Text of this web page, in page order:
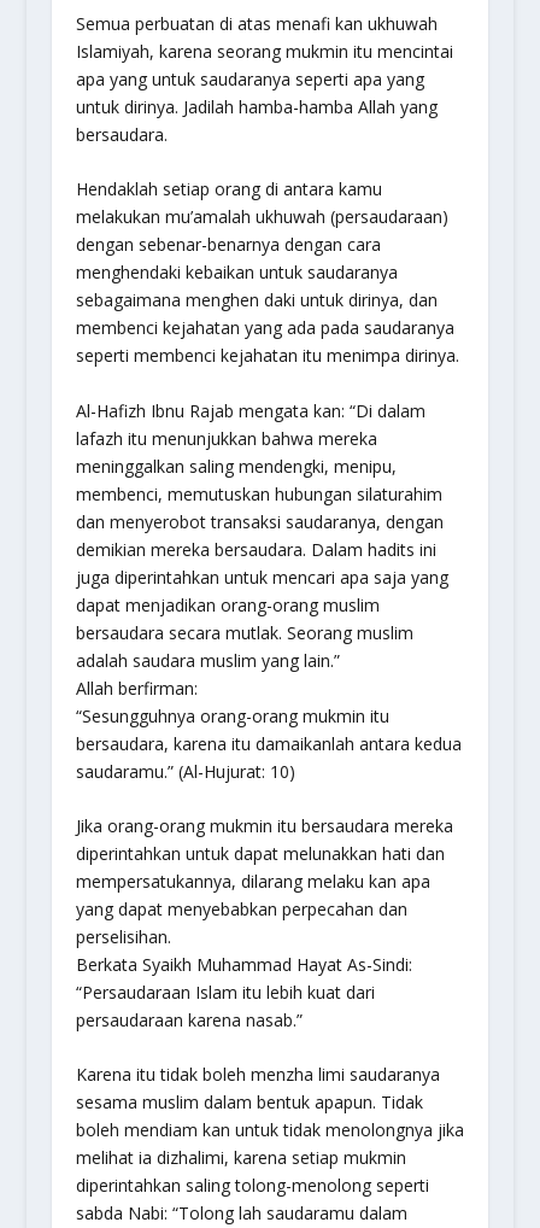
Semua perbuatan di atas menafi kan ukhuwah
Islamiyah, karena seorang mukmin itu mencintai
apa yang untuk saudaranya seperti apa yang
untuk dirinya. Jadilah hamba-hamba Allah yang
bersaudara.
Hendaklah setiap orang di antara kamu
melakukan mu’amalah ukhuwah (persaudaraan)
dengan sebenar-benarnya dengan cara
menghendaki kebaikan untuk saudaranya
sebagaimana menghen daki untuk dirinya, dan
membenci kejahatan yang ada pada saudaranya
seperti membenci kejahatan itu menimpa dirinya.
Al-Hafizh Ibnu Rajab mengata kan: “Di dalam
lafazh itu menunjukkan bahwa mereka
meninggalkan saling mendengki, menipu,
membenci, memutuskan hubungan silaturahim
dan menyerobot transaksi saudaranya, dengan
demikian mereka bersaudara. Dalam hadits ini
juga diperintahkan untuk mencari apa saja yang
dapat menjadikan orang-orang muslim
bersaudara secara mutlak. Seorang muslim
adalah saudara muslim yang lain.”
Allah berfirman:
“Sesungguhnya orang-orang mukmin itu
bersaudara, karena itu damaikanlah antara kedua
saudaramu.” (Al-Hujurat: 10)
Jika orang-orang mukmin itu bersaudara mereka
diperintahkan untuk dapat melunakkan hati dan
mempersatukannya, dilarang melaku kan apa
yang dapat menyebabkan perpecahan dan
perselisihan.
Berkata Syaikh Muhammad Hayat As-Sindi:
“Persaudaraan Islam itu lebih kuat dari
persaudaraan karena nasab.”
Karena itu tidak boleh menzha limi saudaranya
sesama muslim dalam bentuk apapun. Tidak
boleh mendiam kan untuk tidak menolongnya jika
melihat ia dizhalimi, karena setiap mukmin
diperintahkan saling tolong-menolong seperti
sabda Nabi: “Tolong lah saudaramu dalam